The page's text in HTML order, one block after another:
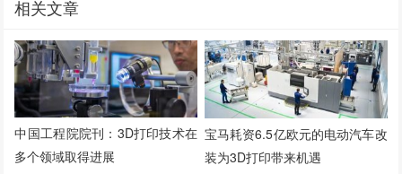
相关文章
中国工程院院刊：3D打印技术在
多个领域取得进展
宝马耗资6.5亿欧元的电动汽车改
装为3D打印带来机遇